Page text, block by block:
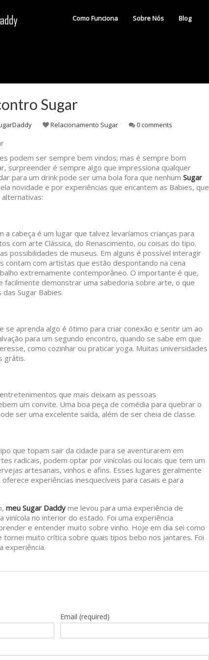
Como Funciona Sobre Nós Blog
Sugar
Relacionamento Sugar 0 comments
podem ser sempre bem vindos; mas é sempre bom
surpreender é sempre algo que impressiona qualquer
para um drink pode ser uma bola fora que nenhum Sugar
novidade e por experiências que encantem as Babies, que
a cabeça é um lugar que talvez levaríamos crianças para
com arte Clássica, do Renascimento, ou coisas do tipo.
possibilidades de museus. Em alguns é possível interagir
contam com artistas que estão despontando na cena
extremamente contemporâneo. O importante é que,
facilmente demonstrar uma sabedoria sobre arte, o que
Sugar Babies.
se aprenda algo é ótimo para criar conexão e sentir um ao
para um segundo encontro, quando se sabe em que
como cozinhar ou praticar yoga. Muitas universidades
grátis.
que mais deixam as pessoas
um convite. Uma boa peça de comédia para quebrar o
ser uma excelente saída, além de ser cheia de classe.
que topam sair da cidade para se aventurarem em
radicais, podem optar por vinícolas ou locais que tem um
artesanais, vinhos e afins. Esses lugares geralmente
experiências inesquecíveis para casais e para
meu Sugar Daddy me levou para uma experiência de
vinícola no interior do estado. Foi uma experiência
e entender muito sobre vinho. Hoje em dia sei como
tornei muito crítica sobre quais tipos bebo nos jantares. Foi
experiência.
Email (required)